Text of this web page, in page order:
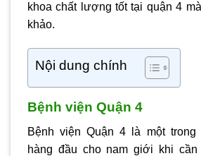
khoa chất lượng tốt tại quận 4
khảo.
Nội dung chính
Bệnh viện Quận 4
Bệnh viện Quận 4 là một
hàng đầu cho nam giới khi cần